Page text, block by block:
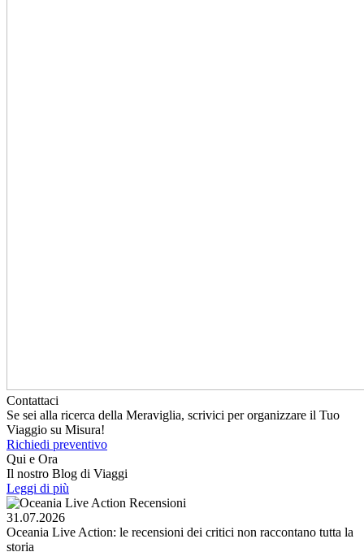
Contattaci
Se sei alla ricerca della Meraviglia, scrivici per organizzare il Tuo
Viaggio su Misura!
Richiedi preventivo
Qui e Ora
Il nostro Blog di Viaggi
Leggi di più
31.07.2026
Oceania Live Action: le recensioni dei critici non raccontano tutta la
storia